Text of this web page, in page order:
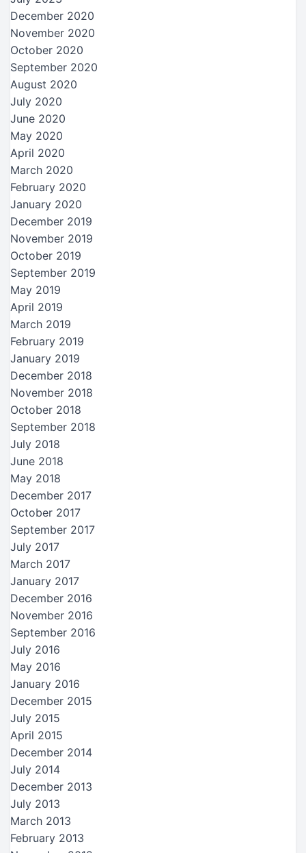
December 2020
November 2020
October 2020
September 2020
August 2020
July 2020
June 2020
May 2020
April 2020
March 2020
February 2020
January 2020
December 2019
November 2019
October 2019
September 2019
May 2019
April 2019
March 2019
February 2019
January 2019
December 2018
November 2018
October 2018
September 2018
July 2018
June 2018
May 2018
December 2017
October 2017
September 2017
July 2017
March 2017
January 2017
December 2016
November 2016
September 2016
July 2016
May 2016
January 2016
December 2015
July 2015
April 2015
December 2014
July 2014
December 2013
July 2013
March 2013
February 2013